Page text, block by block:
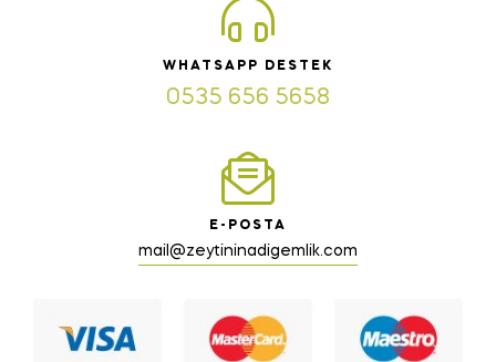
WHATSAPP DESTEK
0535 656 5658
E-POSTA
mail@zeytininadigemlik.com